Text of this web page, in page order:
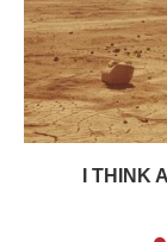
I THINK